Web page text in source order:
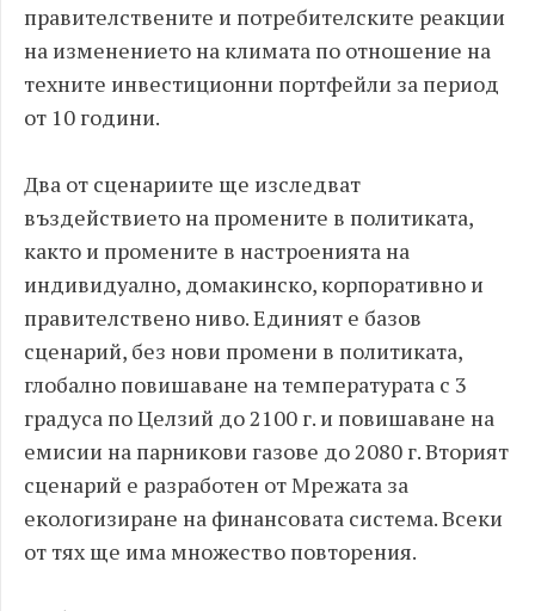
правителствените и потребителските реакции
на изменението на климата по отношение на
техните инвестиционни портфейли за период
от 10 години.
Два от сценариите ще изследват
въздействието на промените в политиката,
както и промените в настроенията на
индивидуално, домакинско, корпоративно и
правителствено ниво. Единият е базов
сценарий, без нови промени в политиката,
глобално повишаване на температурата с 3
градуса по Целзий до 2100 г. и повишаване на
емисии на парникови газове до 2080 г. Вторият
сценарий е разработен от Мрежата за
екологизиране на финансовата система. Всеки
от тях ще има множество повторения.